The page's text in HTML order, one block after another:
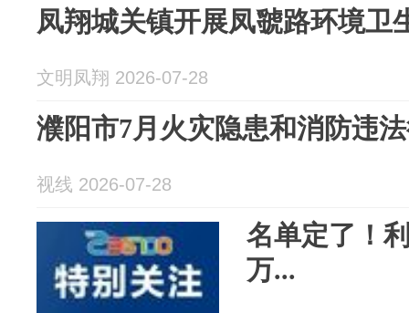
凤翔城关镇开展凤虢路环境卫
文明凤翔 2026-07-28
濮阳市7月火灾隐患和消防违
视线 2026-07-28
名单定了！
万...